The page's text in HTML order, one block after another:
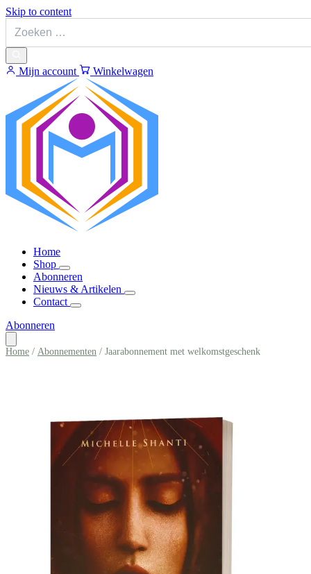
Skip to content
Mijn account Winkelwagen
Home
Shop
Abonneren
Nieuws & Artikelen
Contact
Abonneren
Home / Abonnementen / Jaarabonnement met welkomstgeschenk